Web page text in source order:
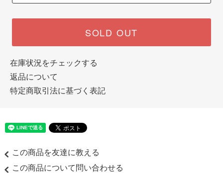
SOLD OUT
在庫状況をチェックする
返品について
特定商取引法に基づく表記
この商品を友達に教える
この商品について問い合わせる